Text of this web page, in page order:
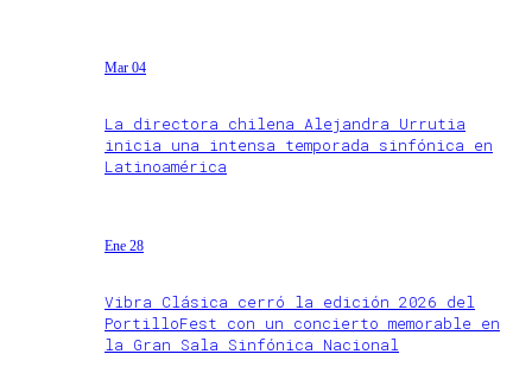
Mar 04
La directora chilena Alejandra Urrutia
inicia una intensa temporada sinfónica en
Latinoamérica
Ene 28
Vibra Clásica cerró la edición 2026 del
PortilloFest con un concierto memorable en
la Gran Sala Sinfónica Nacional